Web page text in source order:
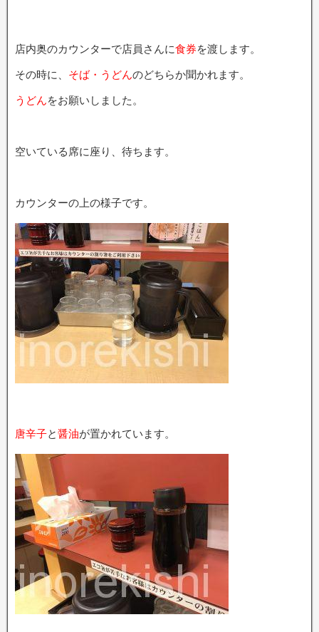
店内奥のカウンターで店員さんに食券を渡します。
その時に、 そば・うどんのどちらか聞かれます。
うどんをお願いしました。
空いている席に座り、待ちます。
カウンターの上の様子です。
唐辛子と醤油が置かれています。